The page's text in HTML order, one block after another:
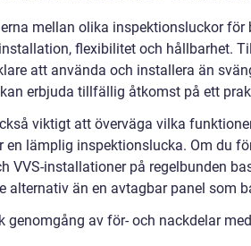
mellan olika inspektionsluckor
flexibilitet och hållbarhet.
att använda och installera än
erbjuda tillfällig åtkomst på ett
viktigt att överväga vilka
en lämplig inspektionslucka. Om du
VVS-installationer på regelbunden
alternativ än en avtagbar panel som
genomgång av för- och nackdelar